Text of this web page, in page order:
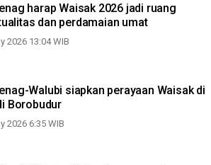
harap Waisak 2026 jadi ruang
dan perdamaian umat
2026 13:04 WIB
Walubi siapkan perayaan Waisak di
Borobudur
2026 6:35 WIB